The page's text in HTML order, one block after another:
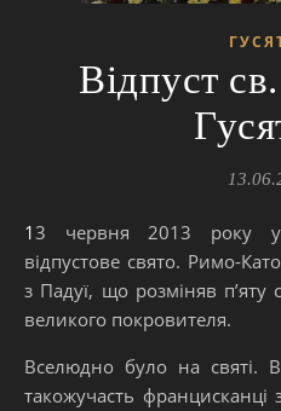
Відпуст
13 червня 2013 року у Гусятині було велике
відпустове свято. Римо-
з Падуї, що розміняв п’яту
великого покровителя.
Вселюдно було на святі. В
такожучасть францисканці